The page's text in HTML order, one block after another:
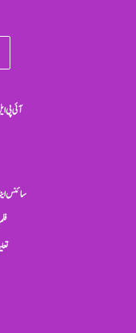
آئی پی ایل
سائنس